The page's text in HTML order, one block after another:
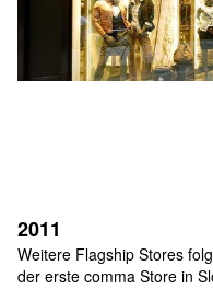
2011
Weitere Flagship Stores
der erste comma Store in